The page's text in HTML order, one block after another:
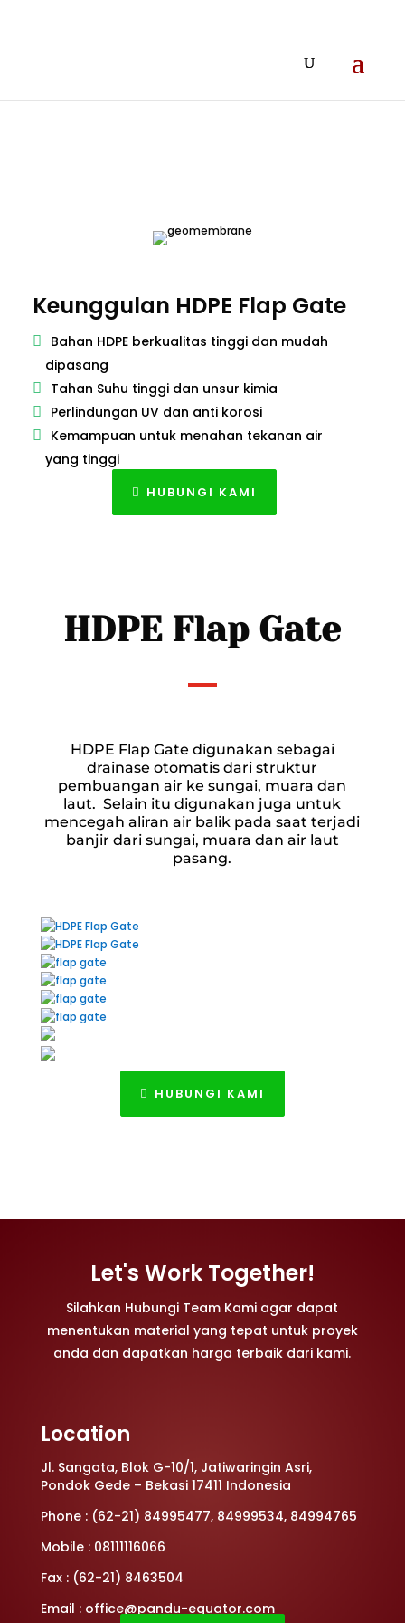
Keunggulan HDPE Flap Gate
Bahan HDPE berkualitas tinggi dan mudah
dipasang
Tahan Suhu tinggi dan unsur kimia
Perlindungan UV dan anti korosi
Kemampuan untuk menahan tekanan air
yang tinggi
HUBUNGI KAMI
HDPE Flap Gate
HDPE Flap Gate digunakan sebagai
drainase otomatis dari struktur
pembuangan air ke sungai, muara dan
laut. Selain itu digunakan juga untuk
mencegah aliran air balik pada saat terjadi
banjir dari sungai, muara dan air laut
pasang.
HUBUNGI KAMI
Let's Work Together!
Silahkan Hubungi Team Kami agar dapat
menentukan material yang tepat untuk proyek
anda dan dapatkan harga terbaik dari kami.
Location
Jl. Sangata, Blok G-10/1, Jatiwaringin Asri,
Pondok Gede – Bekasi 17411 Indonesia
Phone : (62-21) 84995477, 84999534, 84994765
Mobile : 08111116066
Fax : (62-21) 8463504
Email : office@pandu-equator.com